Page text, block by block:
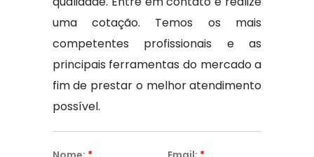
uma cotação. Temos os mais
competentes profissionais e as
principais ferramentas do mercado a
fim de prestar o melhor atendimento
possível.